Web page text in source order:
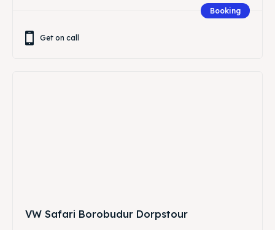
Booking
Get on call
VW Safari Borobudur Dorpstour